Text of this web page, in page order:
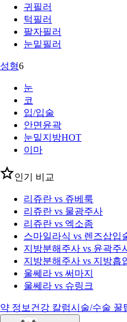
귀필러
턱필러
팔자필러
눈밑필러
성형6
눈
코
입/입술
안면윤곽
눈밑지방HOT
이마
인기 비교
리쥬란 vs 쥬베룩
리쥬란 vs 물광주사
리쥬란 vs 엑소좀
스마일라식 vs 렌즈삽입
지방분해주사 vs 윤곽주
지방분해주사 vs 지방흡
울쎄라 vs 써마지
울쎄라 vs 슈링크
약 정보 건강 칼럼시술/수술 꿀